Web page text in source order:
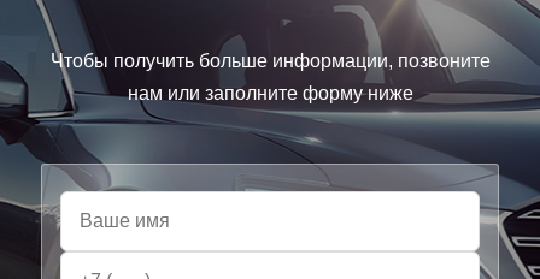
Чтобы получить больше информации, позвоните
нам или заполните форму ниже